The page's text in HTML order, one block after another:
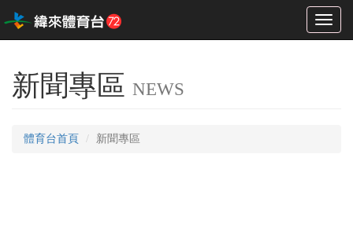
Toggle
新聞專區 NEWS
體育台首頁 新聞專區